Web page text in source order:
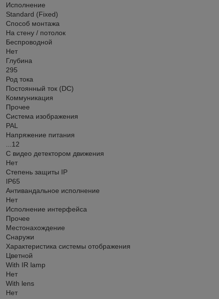
Исполнение
Standard (Fixed)
Способ монтажа
На стену / потолок
Беспроводной
Нет
Глубина
295
Род тока
Постоянный ток (DC)
Коммуникация
Прочее
Система изображения
PAL
Напряжение питания
...12
С видео детектором движения
Нет
Степень защиты IP
IP65
Антивандальное исполнение
Нет
Исполнение интерфейса
Прочее
Местонахождение
Снаружи
Характеристика системы отображения
Цветной
With IR lamp
Нет
With lens
Нет